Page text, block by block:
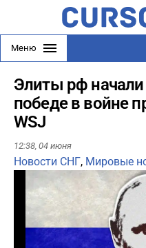
Меню
Элиты рф начали
победе в войне
WSJ
12:38, 04 июня
Новости СНГ, Мировые
Play